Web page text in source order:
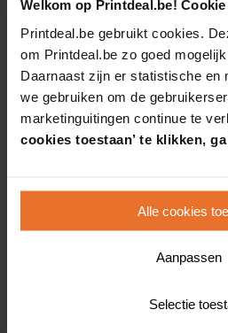
Welkom op Printdeal.be!
Printdeal.be gebruikt cookies.
om Printdeal.be zo goed
Daarnaast zijn er statistische en
we gebruiken om de
marketinguitingen continue te
cookies toestaan’ te klikken,
Alle cookies
Aanpassen
Selectie